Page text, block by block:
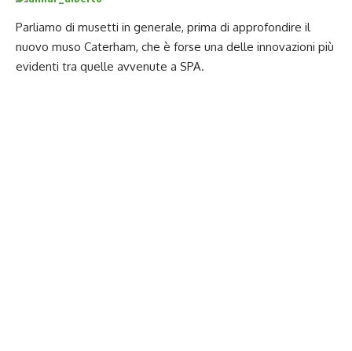
Parliamo di musetti in generale, prima di approfondire il
nuovo muso Caterham, che è forse una delle innovazioni più
evidenti tra quelle avvenute a SPA.